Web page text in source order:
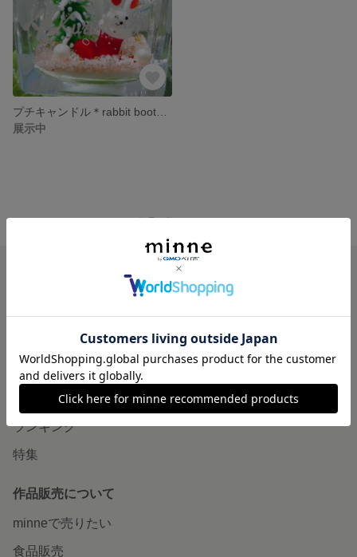
展示中
minne ホーム KuruRela の作品一覧
minneについて
minneで買いたい
作品をさがす
ショップをさがす
ランキング
特集
作品販売について
minneで売りたい
食品販売